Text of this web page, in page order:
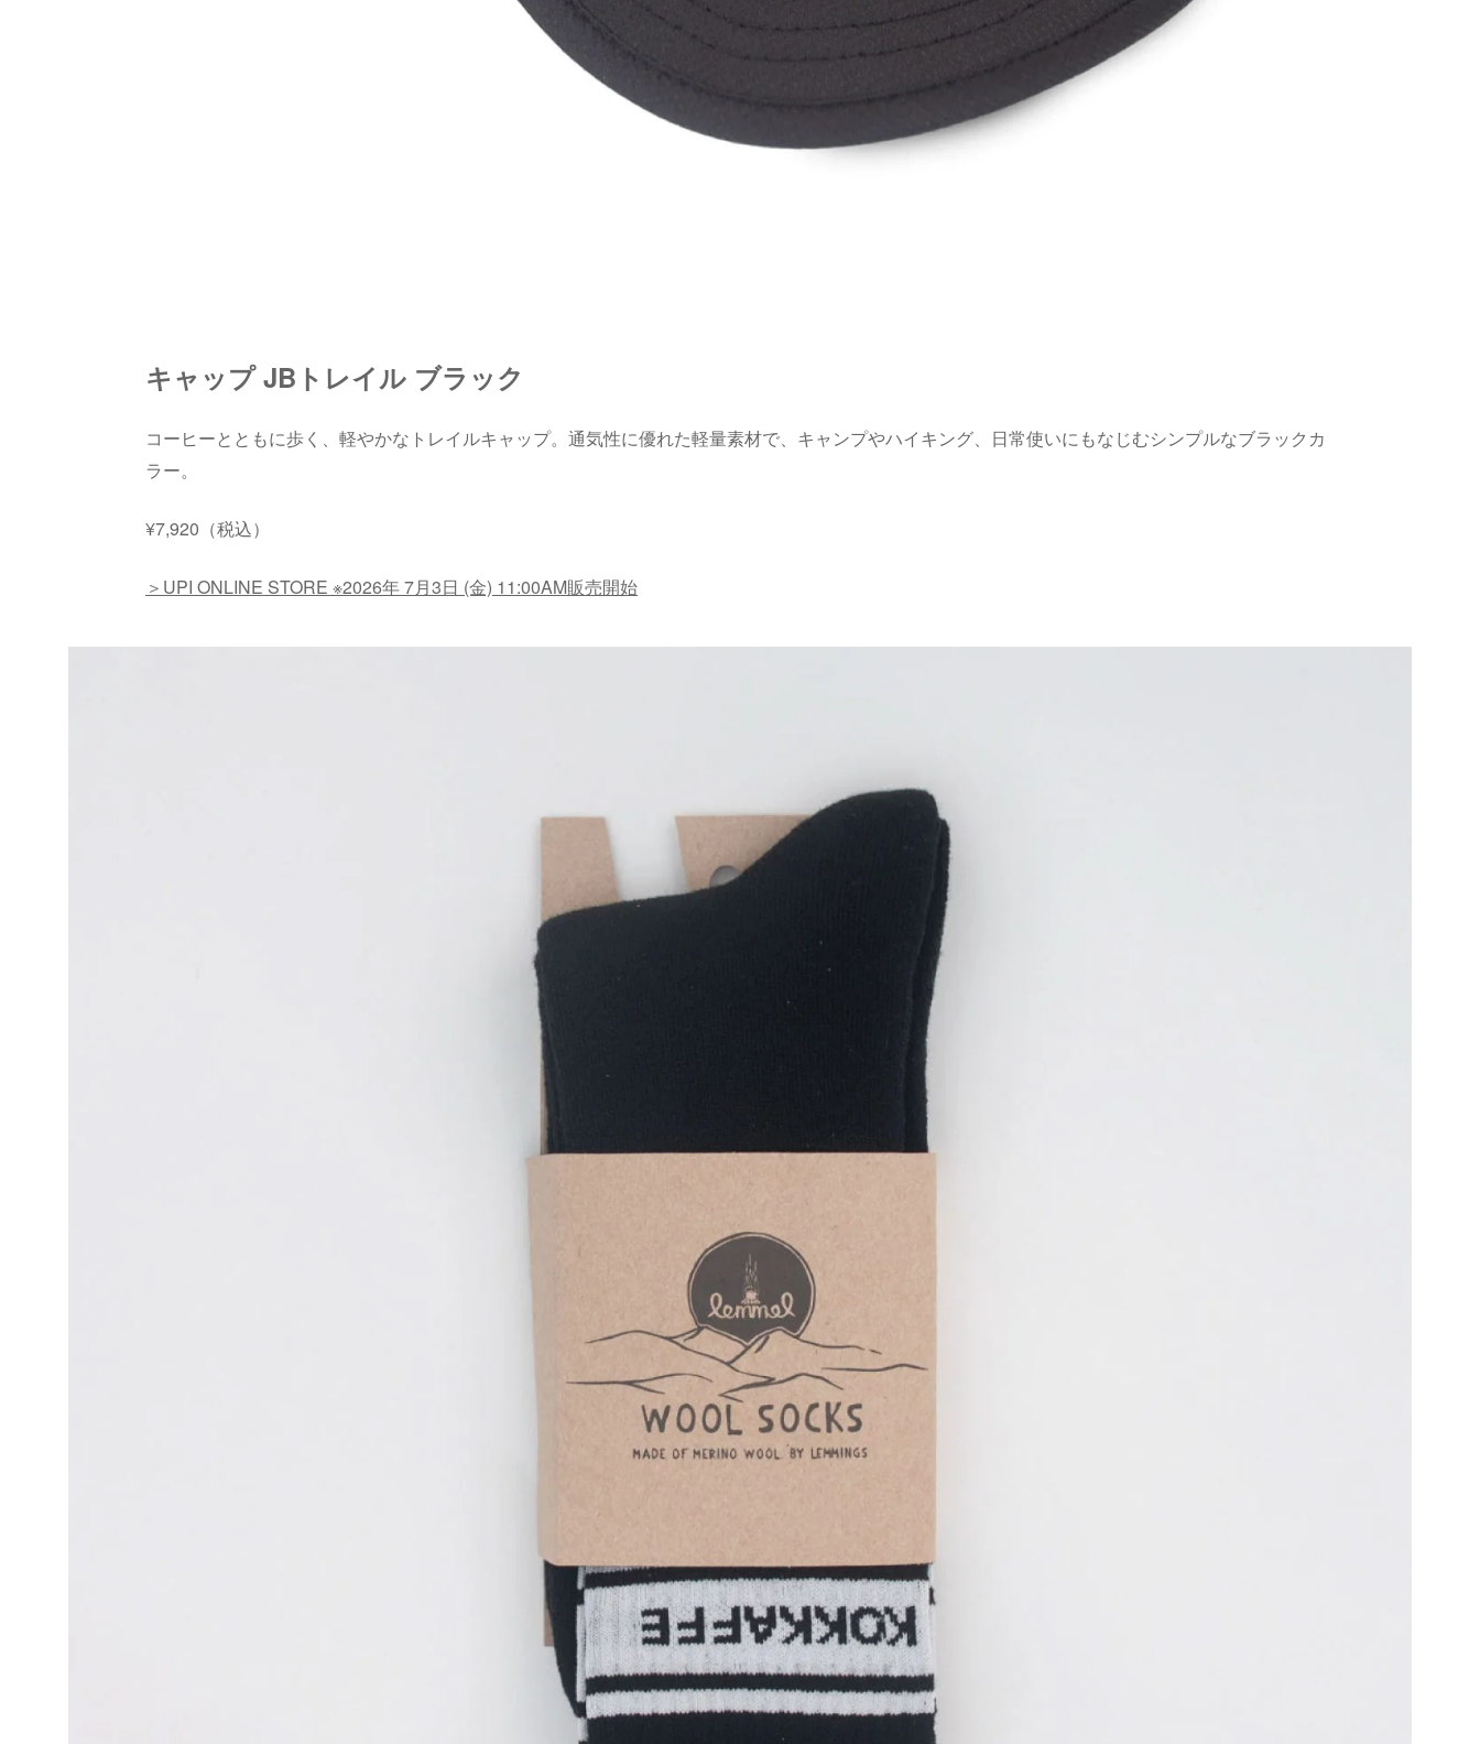
キャップ JBトレイル ブラック
コーヒーとともに歩く、軽やかなトレイルキャップ。通気性に優れた軽量素材で、キャンプやハイキング、日常使いにもなじむシンプルなブラックカ
ラー。
¥7,920（税込）
＞UPI ONLINE STORE ※2026年 7月3日 (金) 11:00AM販売開始